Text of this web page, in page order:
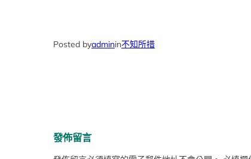
Posted byadminin不知所措
發佈留言